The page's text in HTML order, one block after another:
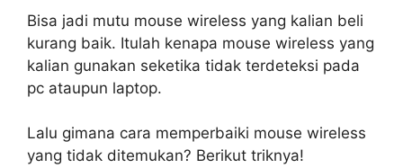
Bisa jadi mutu mouse wireless yang kalian beli
kurang baik. Itulah kenapa mouse wireless yang
kalian gunakan seketika tidak terdeteksi pada
pc ataupun laptop.
Lalu gimana cara memperbaiki mouse wireless
yang tidak ditemukan? Berikut triknya!